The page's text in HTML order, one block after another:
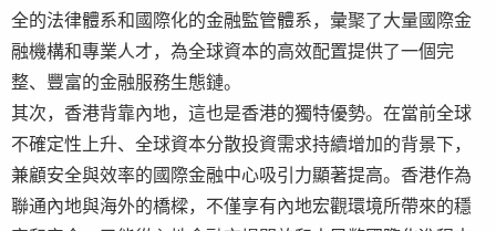
全的法律體系和國際化的金融監管體系，彙聚了大量國際金
融機構和專業人才，為全球資本的高效配置提供了一個完
整、豐富的金融服務生態鏈。
其次，香港背靠內地，這也是香港的獨特優勢。在當前全球
不確定性上升、全球資本分散投資需求持續增加的背景下，
兼顧安全與效率的國際金融中心吸引力顯著提高。香港作為
聯通內地與海外的橋樑，不僅享有內地宏觀環境所帶來的穩